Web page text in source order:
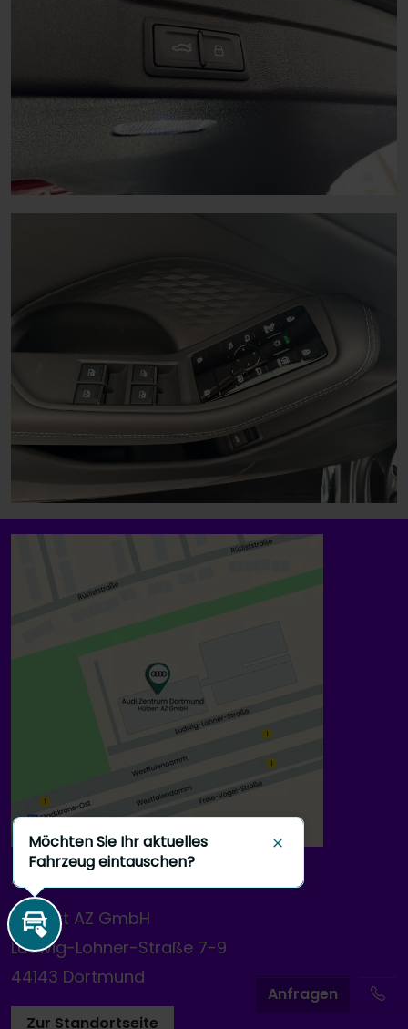
Anfragen
Audi Zentrum Dortmund
Hülpert AZ GmbH
Ludwig-Lohner-Straße 7-9
44143 Dortmund
Zur Standortseite
Inzahlungnahme
Möchten Sie Ihr aktuelles
Fahrzeug eintauschen?
Schließen